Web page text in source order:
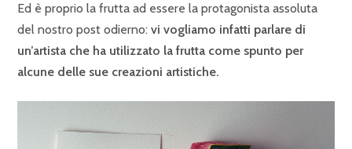
Ed è proprio la frutta ad essere la protagonista assoluta
del nostro post odierno: vi vogliamo infatti parlare di
un’artista che ha utilizzato la frutta come spunto per
alcune delle sue creazioni artistiche.